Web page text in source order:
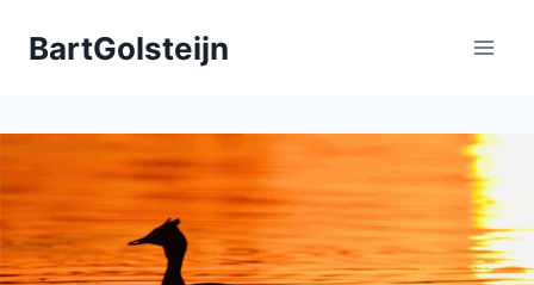
naarBartGolsteijn